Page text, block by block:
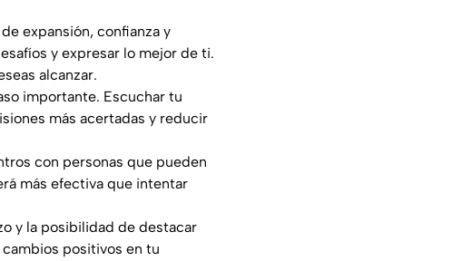
expansión, confianza y
y expresar lo mejor de ti.
alcanzar.
importante. Escuchar tu
más acertadas y reducir
con personas que pueden
más efectiva que intentar
y la posibilidad de destacar
positivos en tu